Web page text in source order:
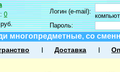
0
Логин (e-mail):
Пароль:
многопредметные, со
Доставка